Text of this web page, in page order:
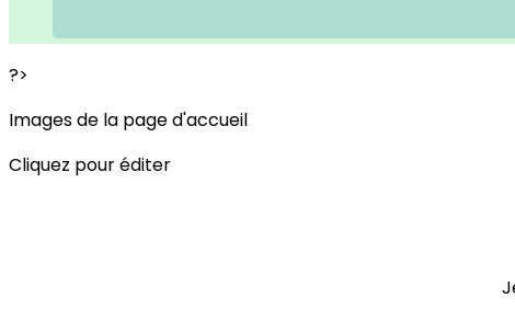
?>
Images de la page d'accueil
Cliquez pour éditer